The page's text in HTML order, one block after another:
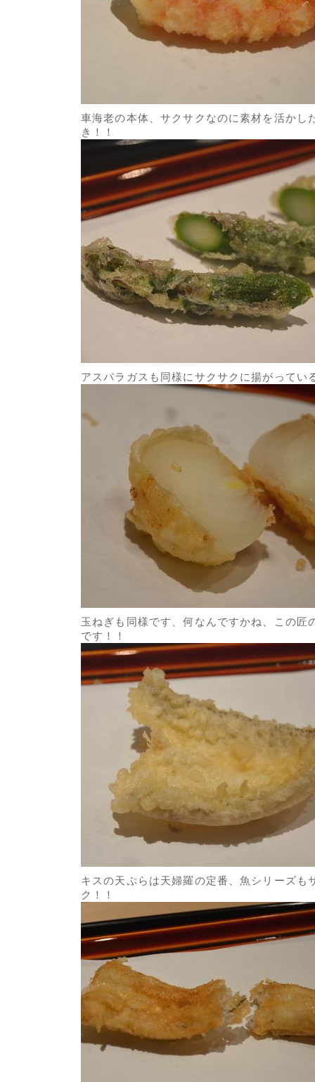
車海老の本体、サクサクなのに素材を活かし
き！！
アスパラガスも同様にサクサクに揚がってい
玉ねぎも同様です、何なんですかね、この匠
です！！
キスの天ぷらは天婦羅の定番、魚シリーズも
ク！！